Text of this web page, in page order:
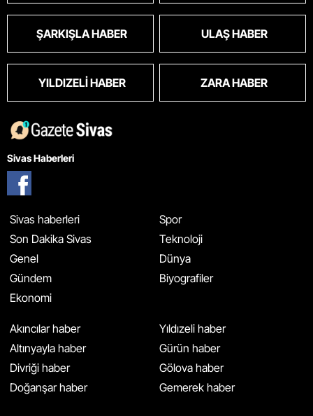
ŞARKIŞLA HABER ULAŞ HABER
YILDIZELI HABER ZARA HABER
Sivas Haberleri
Sivas haberleri
Son Dakika Sivas
Genel
Gündem
Ekonomi
Spor
Teknoloji
Dünya
Biyografiler
Akıncılar haber
Altınyayla haber
Divriği haber
Doğanşar haber
Yıldızeli haber
Gürün haber
Gölova haber
Gemerek haber